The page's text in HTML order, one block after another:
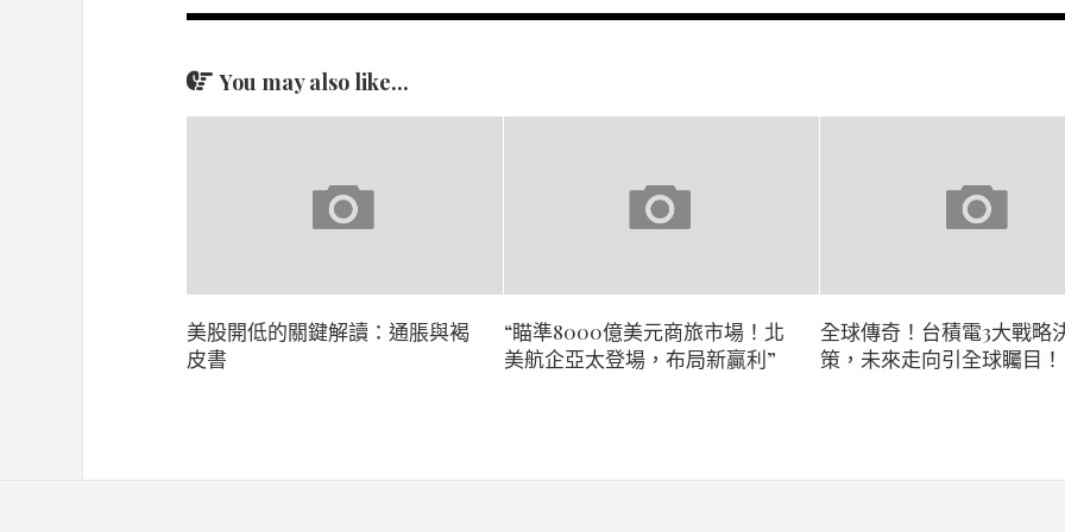
You may also like...
美股開低的關鍵解讀：通脹與褐
皮書
“瞄準8000億美元商旅市場！北
美航企亞太登場，布局新贏利”
全球傳奇！台積電3大戰略
策，未來走向引全球矚目！